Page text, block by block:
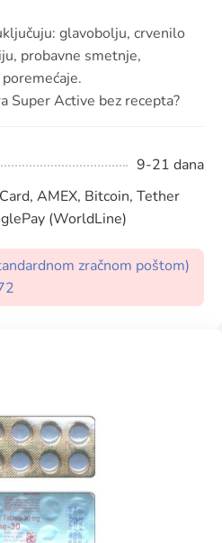
glavobolju, crvenilo
probavne smetnje,
Super Active bez recepta?
9-21 dana
AMEX, Bitcoin, Tether
(WorldLine)
zračnom poštom)